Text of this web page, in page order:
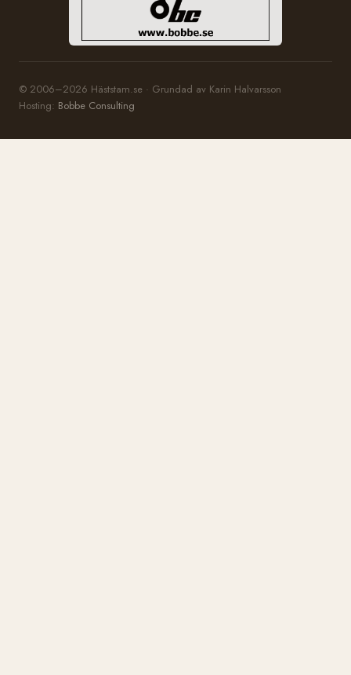
© 2006–2026 Häststam.se · Grundad av Karin Halvarsson
Hosting: Bobbe Consulting